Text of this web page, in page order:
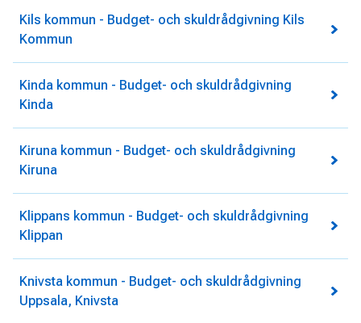
Kils kommun - Budget- och skuldrådgivning Kils
Kommun
Kinda kommun - Budget- och skuldrådgivning
Kinda
Kiruna kommun - Budget- och skuldrådgivning
Kiruna
Klippans kommun - Budget- och skuldrådgivning
Klippan
Knivsta kommun - Budget- och skuldrådgivning
Uppsala, Knivsta